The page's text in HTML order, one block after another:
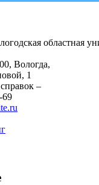
областная
Вологда,
1
–
69